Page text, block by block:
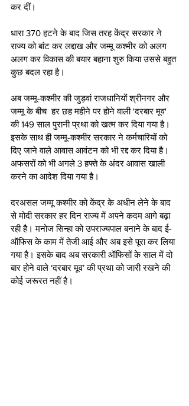
कर दीं।
धारा 370 हटने के बाद जिस तरह केंद्र सरकार ने
राज्य को बांट कर लद्दाख और जम्मू कश्मीर को अलग
अलग कर विकास की बयार बहाना शुरु किया उससे बहुत
कुछ बदल रहा है।
अब जम्मू-कश्मीर की जुड़वां राजधानियों श्रीनगर और
जम्मू के बीच  हर छह महीने पर होने वाली 'दरबार मूव'
की 149 साल पुरानी प्रथा को खत्म कर दिया गया है।
इसके साथ ही जम्मू-कश्मीर सरकार ने कर्मचारियों को
दिए जाने वाले आवास आवंटन को भी रद्द कर दिया है।
अफसरों को भी अगले 3 हफ्ते के अंदर आवास खाली
करने का आदेश दिया गया है।
दरअसल जम्मू कश्मीर को केंद्र के अधीन लेने के बाद
से मोदी सरकार हर दिन राज्य में अपने कदम आगे बढ़ा
रही है। मनोज सिन्हा को उपराज्यपाल बनाने के बाद ई-
ऑफिस के काम में तेजी आई और अब इसे पूरा कर लिया
गया है। इसके बाद अब सरकारी ऑफिसों के साल में दो
बार होने वाले ‘दरबार मूव’ की प्रथा को जारी रखने की
कोई जरूरत नहीं है।